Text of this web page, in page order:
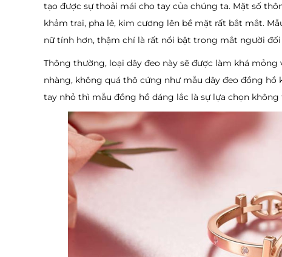
tạo được sự thoải mái cho tay của chúng ta. Mặt số
khảm trai, pha lê, kim cương lên bề mặt rất bắt mắt.
nữ tính hơn, thậm chí là rất nổi bật trong mắt người đối
Thông thường, loại dây đeo này sẽ được làm khá
nhàng, không quá thô cứng như mẫu dây đeo đồng
tay nhỏ thì mẫu đồng hồ dáng lắc là sự lựa chọn không